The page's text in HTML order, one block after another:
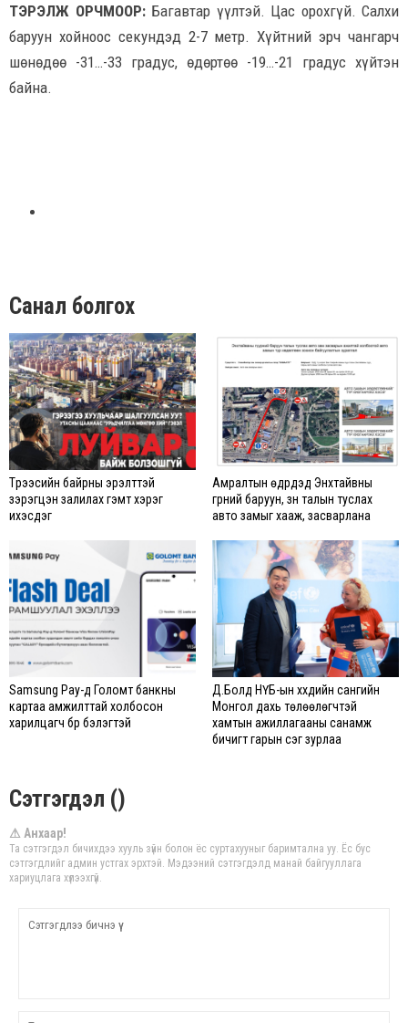
ТЭРЭЛЖ ОРЧМООР:Багавтар үүлтэй. Цас орохгүй. Салхи
баруун хойноос секундэд 2-7 метр. Хүйтний эрч чангарч
шөнөдөө -31…-33 градус, өдөртөө -19…-21 градус хүйтэн
байна.
Санал болгох
Түрээсийн байрны эрэлттэй
зэрэгцэн залилах гэмт хэрэг
ихэсдэг
Амралтын өдрүүдэд Энхтайвны
гүүрний баруун, зүүн талын туслах
авто замыг хааж, засварлана
Samsung Pay-д Голомт банкны
картаа амжилттай холбосон
харилцагч бүр бэлэгтэй
Д.Болд НҮБ-ын хүүхдийн сангийн
Монгол дахь төлөөлөгчтэй
хамтын ажиллагааны санамж
бичигт гарын үсэг зурлаа
Сэтгэгдэл ()
⚠ Анхаар!
Та сэтгэгдэл бичихдээ хууль зүйн болон ёс суртахууныг баримтална уу. Ёс бус
сэтгэгдлийг админ устгах эрхтэй. Мэдээний сэтгэгдэлд манай байгууллага
хариуцлага хүлээхгүй.